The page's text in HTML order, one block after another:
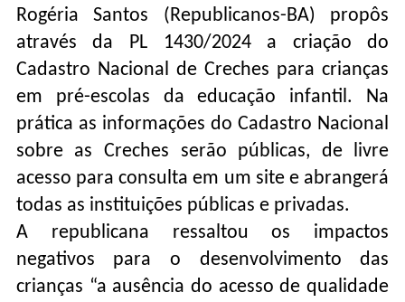
Rogéria Santos (Republicanos-BA) propôs
através da PL 1430/2024 a criação do
Cadastro Nacional de Creches para crianças
em pré-escolas da educação infantil. Na
prática as informações do Cadastro Nacional
sobre as Creches serão públicas, de livre
acesso para consulta em um site e abrangerá
todas as instituições públicas e privadas.
A republicana ressaltou os impactos
negativos para o desenvolvimento das
crianças “a ausência do acesso de qualidade